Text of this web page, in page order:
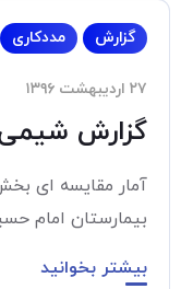
گزارش مددکاری
۲۷ اردیبهشت ۱۳۹۶
گزارش شیمی
آمار مقایسه ای
بیمارستان امام حسین (ع)
بیشتر بخوانید